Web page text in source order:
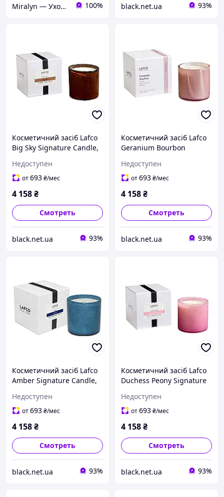
Miralyn — Уход, которому доверяешь 100% black.net.ua 93%
Косметичний засіб Lafco
Big Sky Signature Candle,
Недоступен
от693₴/мес
4 158₴
Смотреть
black.net.ua 93%
Косметичний засіб Lafco
Geranium Bourbon
Недоступен
от693₴/мес
4 158₴
Смотреть
black.net.ua 93%
Косметичний засіб Lafco
Amber Signature Candle,
Недоступен
от693₴/мес
4 158₴
Смотреть
black.net.ua 93%
Косметичний засіб Lafco
Duchess Peony Signature
Недоступен
от693₴/мес
4 158₴
Смотреть
black.net.ua 93%